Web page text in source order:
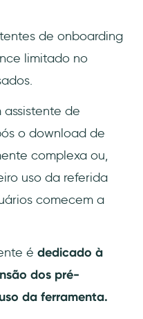
de onboarding
limitado no
assistente de
o download de
complexa ou,
uso da referida
comecem a
é dedicado à
dos pré-
da ferramenta.